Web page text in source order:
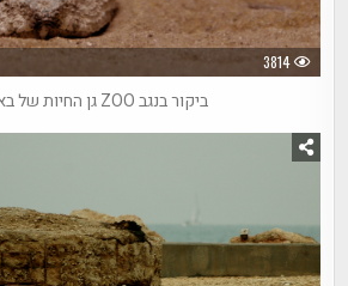
3814
ביקור בנגב ZOO גן החיות של באר שבע